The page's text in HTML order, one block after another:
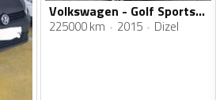
Volkswagen - Golf Sportsvan - 1.6 TDI
225000 km 2015 Dizel